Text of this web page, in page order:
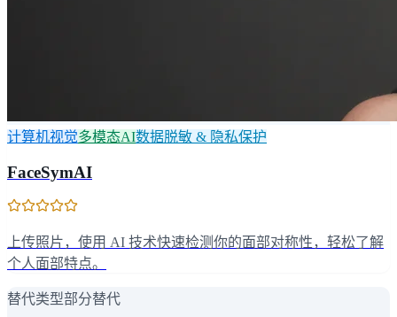
计算机视觉多模态AI数据脱敏 & 隐私保护
FaceSymAI
上传照片，使用 AI 技术快速检测你的面部对称性，轻松了解
个人面部特点。
替代类型部分替代